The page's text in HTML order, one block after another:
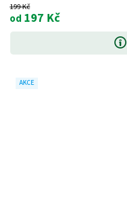
199 Kč
od 197 Kč
AKCE